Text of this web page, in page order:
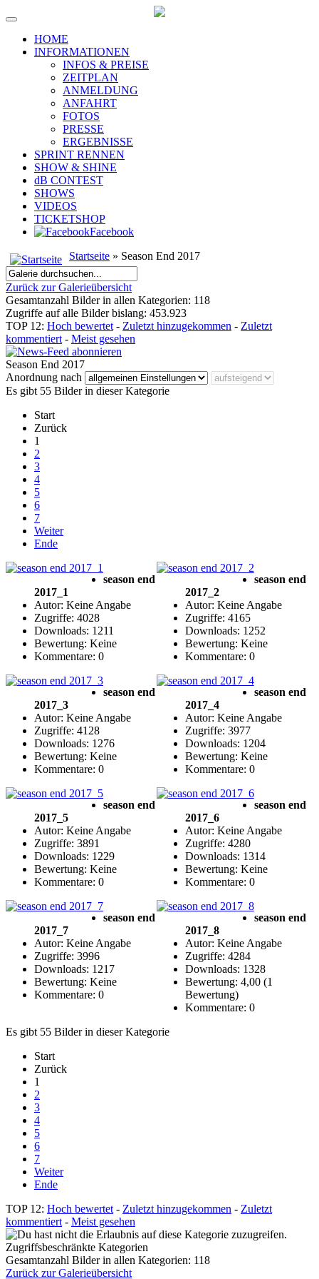
HOME
INFORMATIONEN
INFOS & PREISE
ZEITPLAN
ANMELDUNG
ANFAHRT
FOTOS
PRESSE
ERGEBNISSE
SPRINT RENNEN
SHOW & SHINE
dB CONTEST
SHOWS
VIDEOS
TICKETSHOP
Facebook
Startseite » Season End 2017
Zurück zur Galerieübersicht
Gesamtanzahl Bilder in allen Kategorien: 118
Zugriffe auf alle Bilder bislang: 453.923
TOP 12: Hoch bewertet - Zuletzt hinzugekommen - Zuletzt
kommentiert - Meist gesehen
Season End 2017
Anordnung nach
Es gibt 55 Bilder in dieser Kategorie
Start
Zurück
1
2
3
4
5
6
7
Weiter
Ende
season end
2017_1
Autor: Keine Angabe
Zugriffe: 4028
Downloads: 1211
Bewertung: Keine
Kommentare: 0
season end
2017_2
Autor: Keine Angabe
Zugriffe: 4165
Downloads: 1252
Bewertung: Keine
Kommentare: 0
season end
2017_3
Autor: Keine Angabe
Zugriffe: 4128
Downloads: 1276
Bewertung: Keine
Kommentare: 0
season end
2017_4
Autor: Keine Angabe
Zugriffe: 3977
Downloads: 1204
Bewertung: Keine
Kommentare: 0
season end
2017_5
Autor: Keine Angabe
Zugriffe: 3891
Downloads: 1229
Bewertung: Keine
Kommentare: 0
season end
2017_6
Autor: Keine Angabe
Zugriffe: 4280
Downloads: 1314
Bewertung: Keine
Kommentare: 0
season end
2017_7
Autor: Keine Angabe
Zugriffe: 3996
Downloads: 1217
Bewertung: Keine
Kommentare: 0
season end
2017_8
Autor: Keine Angabe
Zugriffe: 4284
Downloads: 1328
Bewertung: 4,00 (1
Bewertung)
Kommentare: 0
Es gibt 55 Bilder in dieser Kategorie
Start
Zurück
1
2
3
4
5
6
7
Weiter
Ende
TOP 12: Hoch bewertet - Zuletzt hinzugekommen - Zuletzt
kommentiert - Meist gesehen
Zugriffsbeschränkte Kategorien
Gesamtanzahl Bilder in allen Kategorien: 118
Zurück zur Galerieübersicht